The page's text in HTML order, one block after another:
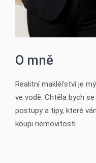
O mně
Realitní makléřství je
ve vodě. Chtěla bych
postupy a tipy, které
koupi nemovitosti.